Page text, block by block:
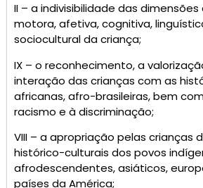
II – a indivisibilidade das dimensões
motora, afetiva, cognitiva,
sociocultural da criança;
IX – o reconhecimento, a
interação das crianças com as
africanas, afro-brasileiras, bem
racismo e à discriminação;
VIII – a apropriação pelas crianças
histórico-culturais dos povos
afrodescendentes, asiáticos,
países da América;